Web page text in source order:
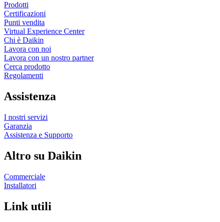
Prodotti
Certificazioni
Punti vendita
Virtual Experience Center
Chi è Daikin
Lavora con noi
Lavora con un nostro partner
Cerca prodotto
Regolamenti
Assistenza
I nostri servizi
Garanzia
Assistenza e Supporto
Altro su Daikin
Commerciale
Installatori
Link utili